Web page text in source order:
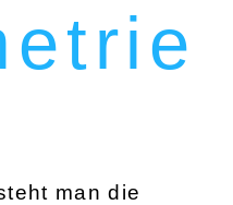
man die